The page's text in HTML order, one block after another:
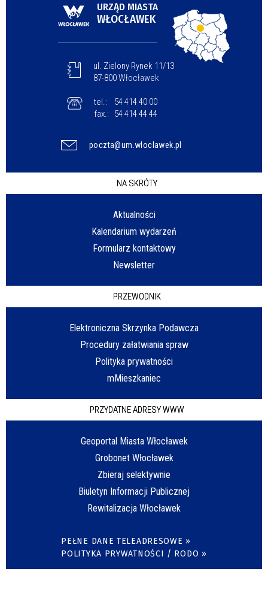
URZĄD MIASTA
WŁOCŁAWEK
ul. Zielony Rynek 11/13
87-800 Włocławek
tel.:
54 414 40 00
fax.:
54 414 44 44
poczta@um.wloclawek.pl
NA SKRÓTY
Aktualności
Kalendarium wydarzeń
Formularz kontaktowy
Newsletter
PRZEWODNIK
Elektroniczna Skrzynka Podawcza
Procedury załatwiania spraw
Polityka prywatności
mMieszkaniec
PRZYDATNE ADRESY WWW
Geoportal Miasta Włocławek
Grobonet Włocławek
Zbieraj selektywnie
Biuletyn Informacji Publicznej
Rewitalizacja Włocławek
PEŁNE DANE TELEADRESOWE »
POLITYKA PRYWATNOŚCI / RODO »